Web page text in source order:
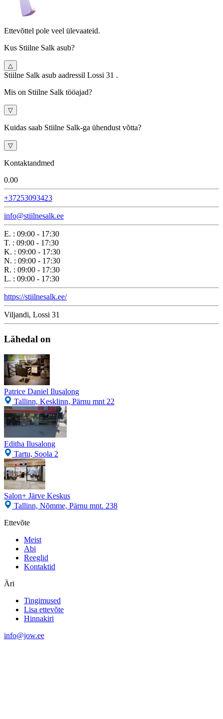
Ettevõttel pole veel ülevaateid.
Kus Stiilne Salk asub?
△
Stiilne Salk asub aadressil Lossi 31 .
Mis on Stiilne Salk tööajad?
▽
Kuidas saab Stiilne Salk-ga ühendust võtta?
▽
Kontaktandmed
0.00
+37253093423
info@stiilnesalk.ee
E. : 09:00 - 17:30
T. : 09:00 - 17:30
K. : 09:00 - 17:30
N. : 09:00 - 17:30
R. : 09:00 - 17:30
L. : 09:00 - 17:30
https://stiilnesalk.ee/
Viljandi, Lossi 31
Lähedal on
Patrice Daniel Ilusalong
Tallinn, Kesklinn, Pärnu mnt 22
Editha Ilusalong
Tartu, Soola 2
Salon+ Järve Keskus
Tallinn, Nõmme, Pärnu mnt. 238
Ettevõte
Meist
Abi
Reeglid
Kontaktid
Äri
Tingimused
Lisa ettevõte
Hinnakiri
info@jow.ee